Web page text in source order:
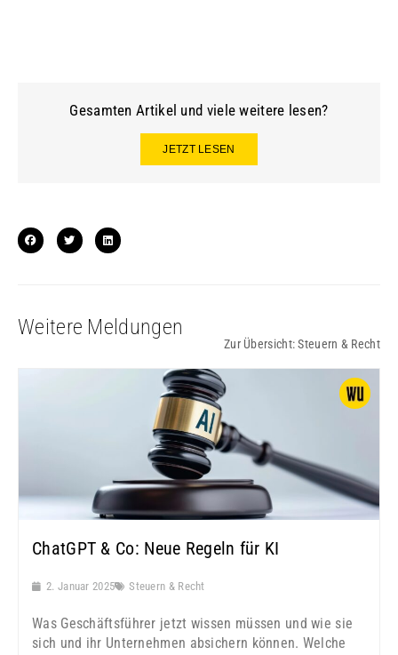
Gesamten Artikel und viele weitere lesen?
JETZT LESEN
Weitere Meldungen
Zur Übersicht:Steuern & Recht
ChatGPT & Co: Neue Regeln für KI
2. Januar 2025 Steuern & Recht
Was Geschäftsführer jetzt wissen müssen und wie sie
sich und ihr Unternehmen absichern können. Welche